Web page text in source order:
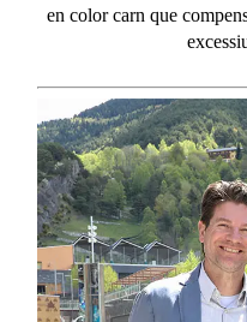
en color carn que